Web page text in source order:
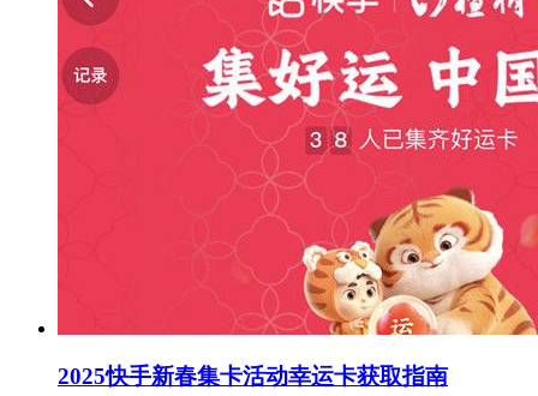
2025快手新春集卡活动幸运卡获取指南